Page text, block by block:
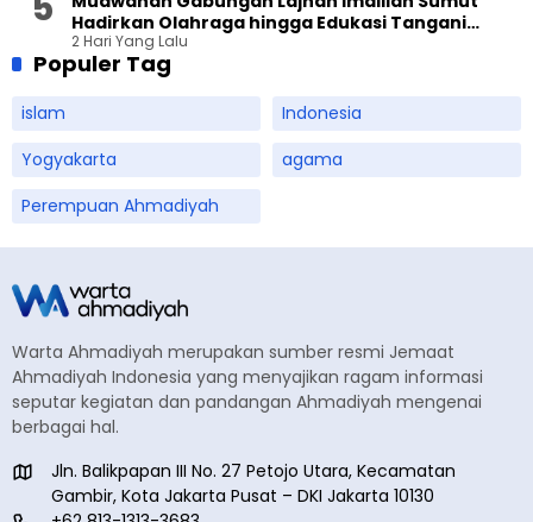
Hadirkan Olahraga hingga Edukasi Tangani
Sampah
2 Hari Yang Lalu
Populer Tag
islam
Indonesia
Yogyakarta
agama
Perempuan Ahmadiyah
Warta Ahmadiyah merupakan sumber resmi Jemaat
Ahmadiyah Indonesia yang menyajikan ragam informasi
seputar kegiatan dan pandangan Ahmadiyah mengenai
berbagai hal.
Jln. Balikpapan III No. 27 Petojo Utara, Kecamatan
Gambir, Kota Jakarta Pusat – DKI Jakarta 10130